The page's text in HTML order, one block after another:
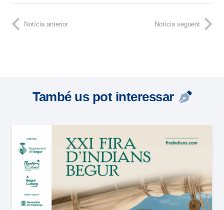
Notícia anterior Notícia següent
També us pot interessar